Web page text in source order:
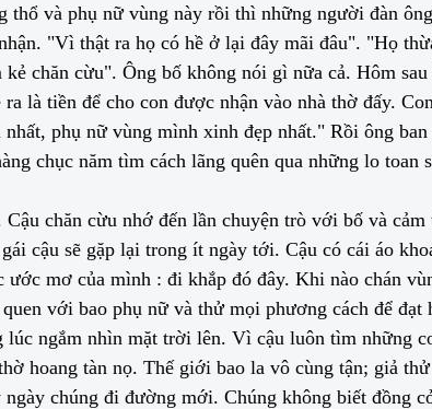
thổ và phụ nữ vùng này rồi thì những người đàn
"Vì thật ra họ có hề ở lại đây mãi đâu". "Họ
chăn cừu". Ông bố không nói gì nữa cả. Hôm
là tiền để cho con được nhận vào nhà thờ đấy.
phụ nữ vùng mình xinh đẹp nhất." Rồi ông
chục năm tìm cách lãng quên qua những lo
chăn cừu nhớ đến lần chuyện trò với bố và
cậu sẽ gặp lại trong ít ngày tới. Cậu có cái áo
mơ của mình : đi khắp đó đây. Khi nào chán
với bao phụ nữ và thử mọi phương cách để
ngắm nhìn mặt trời lên. Vì cậu luôn tìm những
hoang tàn nọ. Thế giới bao la vô cùng tận; giả
ngày chúng đi đường mới. Chúng không biết đồng